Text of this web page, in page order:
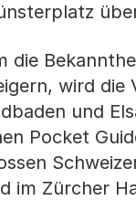
die
wird die
und
Pocket
im Zürcher